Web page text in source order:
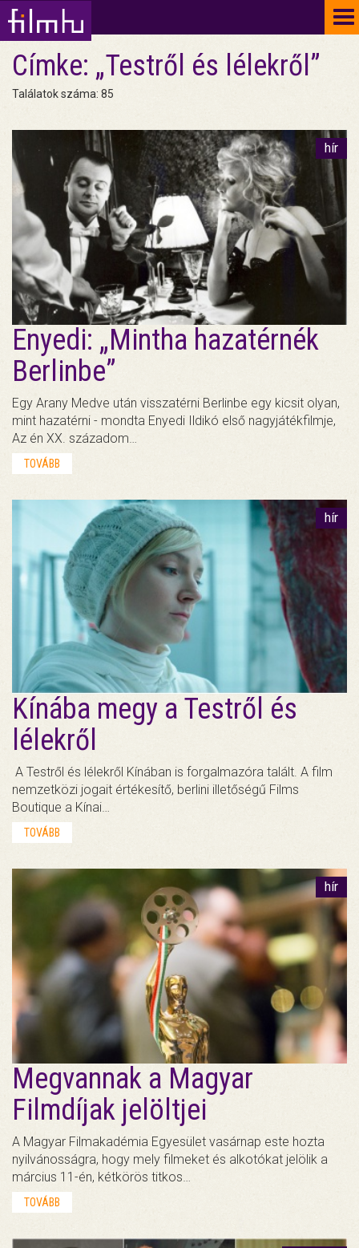
Címke: „Testről és lélekről”
Találatok száma: 85
hír
Enyedi: „Mintha hazatérnék
Berlinbe”
Egy Arany Medve után visszatérni Berlinbe egy kicsit olyan,
mint hazatérni - mondta Enyedi Ildikó első nagyjátékfilmje,
Az én XX. századom…
TOVÁBB
hír
Kínába megy a Testről és
lélekről
A Testről és lélekről Kínában is forgalmazóra talált. A film
nemzetközi jogait értékesítő, berlini illetőségű Films
Boutique a Kínai…
TOVÁBB
hír
Megvannak a Magyar
Filmdíjak jelöltjei
A Magyar Filmakadémia Egyesület vasárnap este hozta
nyilvánosságra, hogy mely filmeket és alkotókat jelölik a
március 11-én, kétkörös titkos…
TOVÁBB